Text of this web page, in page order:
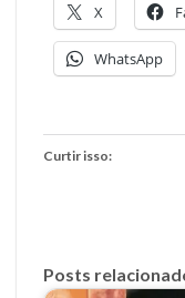
X
WhatsApp
Curtir isso:
Posts